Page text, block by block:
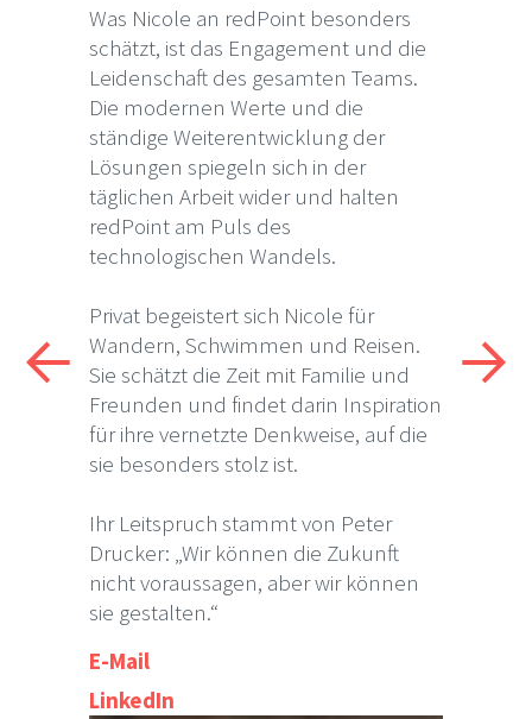
Was Nicole an redPoint besonders
schätzt, ist das Engagement und die
Leidenschaft des gesamten Teams.
Die modernen Werte und die
ständige Weiterentwicklung der
Lösungen spiegeln sich in der
täglichen Arbeit wider und halten
redPoint am Puls des
technologischen Wandels.
Privat begeistert sich Nicole für
Wandern, Schwimmen und Reisen.
Sie schätzt die Zeit mit Familie und
Freunden und findet darin Inspiration
für ihre vernetzte Denkweise, auf die
sie besonders stolz ist.
Ihr Leitspruch stammt von Peter
Drucker: „Wir können die Zukunft
nicht voraussagen, aber wir können
sie gestalten.“
E-Mail
LinkedIn